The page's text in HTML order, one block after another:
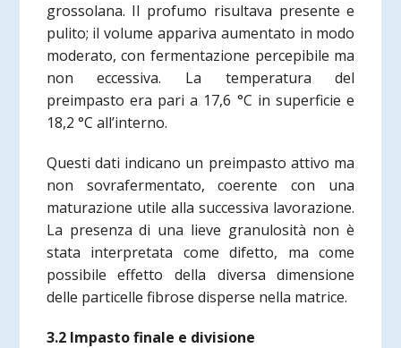
grossolana. Il profumo risultava presente e
pulito; il volume appariva aumentato in modo
moderato, con fermentazione percepibile ma
non eccessiva. La temperatura del
preimpasto era pari a 17,6 °C in superficie e
18,2 °C all’interno.
Questi dati indicano un preimpasto attivo ma
non sovrafermentato, coerente con una
maturazione utile alla successiva lavorazione.
La presenza di una lieve granulosità non è
stata interpretata come difetto, ma come
possibile effetto della diversa dimensione
delle particelle fibrose disperse nella matrice.
3.2 Impasto finale e divisione